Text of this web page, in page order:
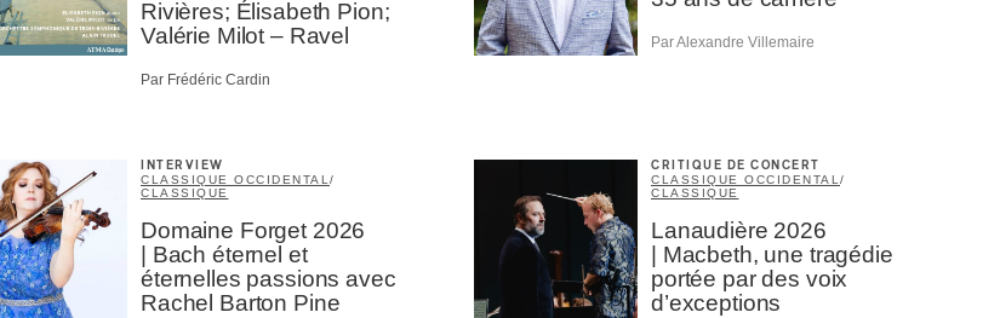
Rivières; Élisabeth Pion;
Valérie Milot – Ravel
Par Frédéric Cardin
Par Alexandre Villemaire
INTERVIEW
CLASSIQUE OCCIDENTAL/
CLASSIQUE
Domaine Forget 2026
| Bach éternel et
éternelles passions avec
Rachel Barton Pine
CRITIQUE DE CONCERT
CLASSIQUE OCCIDENTAL/
CLASSIQUE
Lanaudière 2026
| Macbeth, une tragédie
portée par des voix
d’exceptions